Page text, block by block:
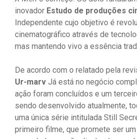
inovador Estudo de produções
Independente cujo objetivo é
cinematográfico através de
mas mantendo vivo a essência
De acordo com o relatado pela
Ur-marv Já está no negócio
ação foram concluídos e um
sendo desenvolvido atualmente,
uma única série intitulada Still
primeiro filme, que promete ser